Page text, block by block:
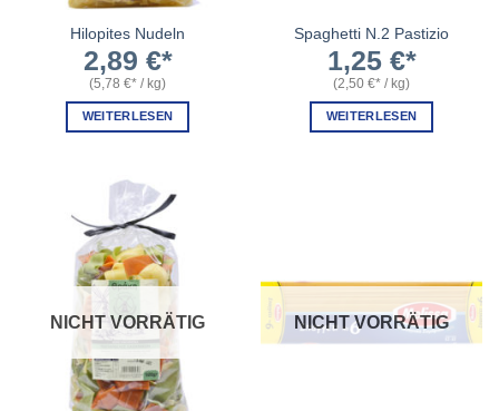
Hilopites Nudeln
2,89 €
(5,78 € /kg)
WEITERLESEN
Spaghetti N.2 Pastizio
1,25 €
(2,50 € /kg)
WEITERLESEN
NICHT VORRÄTIG NICHT VORRÄTIG